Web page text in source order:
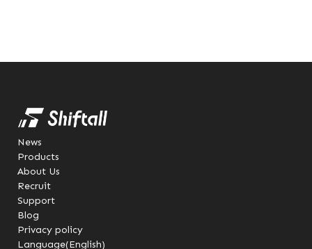
News
Products
About Us
Recruit
Support
Blog
Privacy policy
Language(English)